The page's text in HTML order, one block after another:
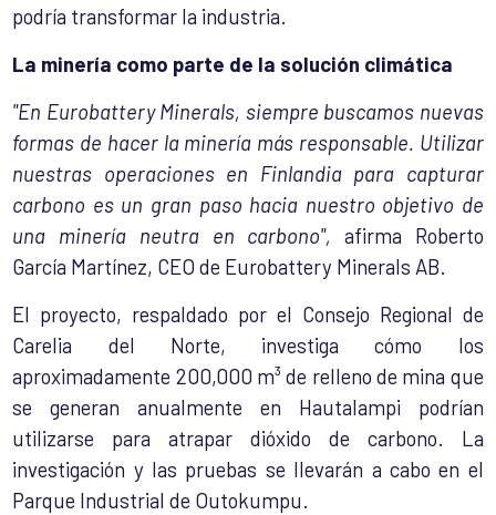
podría transformar la industria.
La minería como parte de la solución climática
"En Eurobattery Minerals, siempre buscamos nuevas
formas de hacer la minería más responsable. Utilizar
nuestras operaciones en Finlandia para capturar
carbono es un gran paso hacia nuestro objetivo de
una minería neutra en carbono", afirma Roberto
García Martínez, CEO de Eurobattery Minerals AB.
El proyecto, respaldado por el Consejo Regional de
Carelia del Norte, investiga cómo los
aproximadamente 200,000 m³ de relleno de mina que
se generan anualmente en Hautalampi podrían
utilizarse para atrapar dióxido de carbono. La
investigación y las pruebas se llevarán a cabo en el
Parque Industrial de Outokumpu.